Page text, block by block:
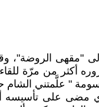
الروضة"،
" علَّمتني